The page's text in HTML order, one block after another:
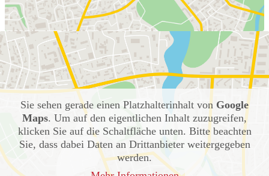
Sie sehen gerade einen Platzhalterinhalt von Google
Maps. Um auf den eigentlichen Inhalt zuzugreifen,
klicken Sie auf die Schaltfläche unten. Bitte beachten
Sie, dass dabei Daten an Drittanbieter weitergegeben
werden.